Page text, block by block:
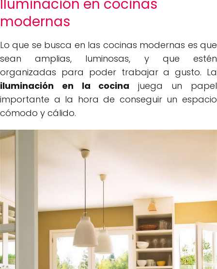
Iluminación en cocinas
modernas
Lo que se busca en las cocinas modernas es que
sean amplias, luminosas, y que estén
organizadas para poder trabajar a gusto. La
iluminación en la cocina juega un papel
importante a la hora de conseguir un espacio
cómodo y cálido.